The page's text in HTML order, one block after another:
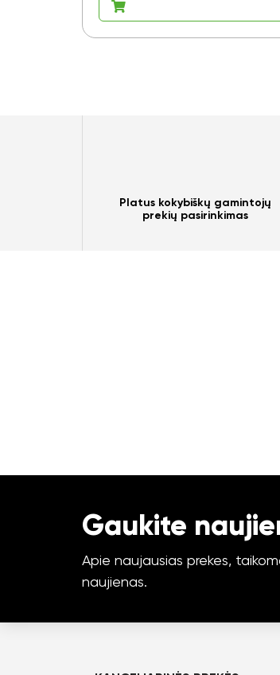
Platus kokybiškų gamintojų
prekių pasirinkimas
Gaukite
Apie naujausias prekes,
naujienas.